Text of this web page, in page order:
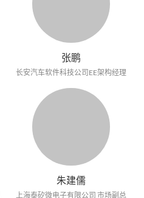
张鹏
长安汽车软件科技公司EE架构经理
朱建儒
上海泰矽微电子有限公司 市场副总